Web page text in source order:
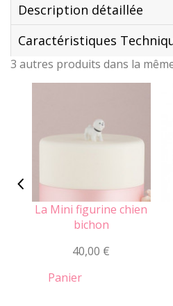
Description détaillée
Caractéristiques
3 autres produits dans la
La Mini figurine chien
bichon
40,00 €
Panier